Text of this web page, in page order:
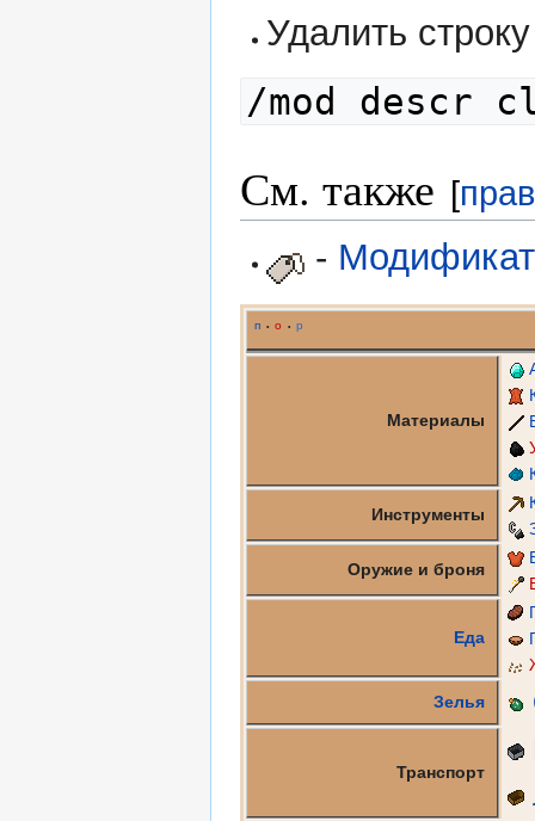
Удалить
/mod descr
См. также [
-
п • о • р
Материалы
Инструменты
Оружие и броня
Еда
Зелья
Транспорт